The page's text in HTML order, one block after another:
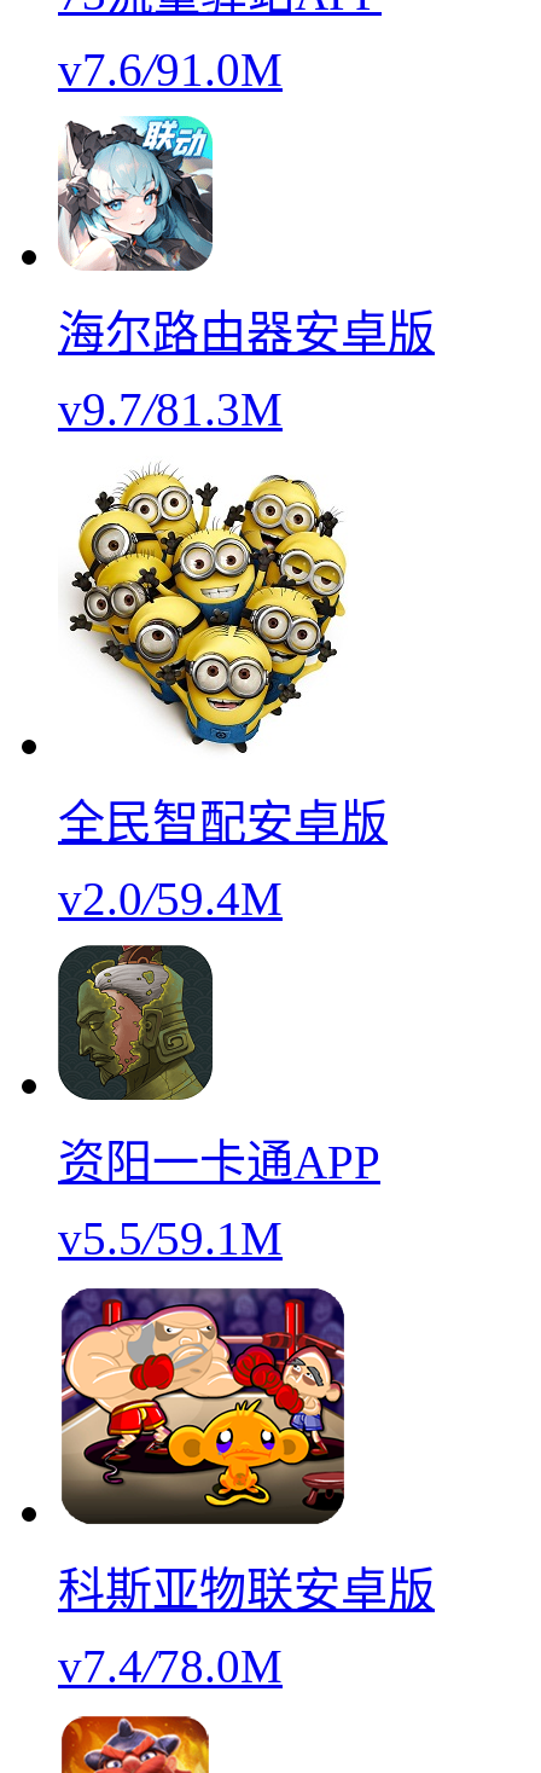
v7.6/91.0M
海尔路由器安卓版
v9.7/81.3M
全民智配安卓版
v2.0/59.4M
资阳一卡通APP
v5.5/59.1M
科斯亚物联安卓版
v7.4/78.0M